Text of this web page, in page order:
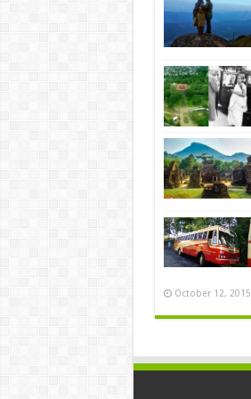
October 12, 2015